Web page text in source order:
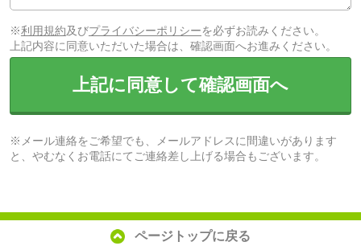
※利用規約及びプライバシーポリシーを必ずお読みください。
上記内容に同意いただいた場合は、確認画面へお進みください。
上記に同意して確認画面へ
※メール連絡をご希望でも、メールアドレスに間違いがあります
と、やむなくお電話にてご連絡差し上げる場合もございます。
ページトップに戻る